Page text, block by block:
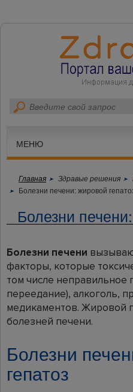
МЕНЮ
Главная Здравые решения
Болезни печени: жировой
Болезни
Болезни печени
факторы, которые
том числе неправильное
переедание), алкоголь,
медикаментов. Жировой
болезней печени.
Болезни
гепатоз